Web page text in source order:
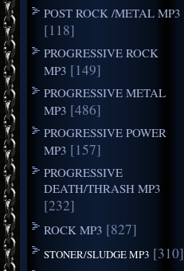
POST ROCK /METAL MP3
[118]
PROGRESSIVE ROCK
MP3 [149]
PROGRESSIVE METAL
MP3 [486]
PROGRESSIVE POWER
MP3 [157]
PROGRESSIVE
DEATH/THRASH MP3
[232]
ROCK MP3 [827]
STONER/SLUDGE MP3 [310]